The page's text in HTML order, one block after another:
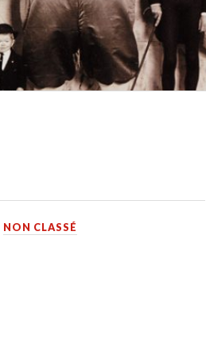
NON CLASSÉ